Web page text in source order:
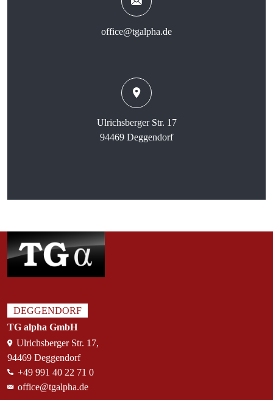
office@tgalpha.de
Ulrichsberger Str. 17
94469 Deggendorf
DEGGENDORF
TG alpha GmbH
Ulrichsberger Str. 17,
94469 Deggendorf
+49 991 40 22 71 0
office@tgalpha.de